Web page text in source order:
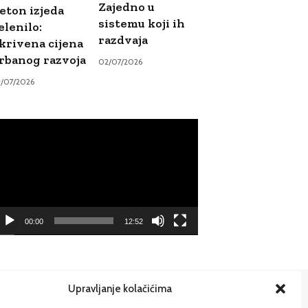
Upravljanje kolačićima
izjeda
cijena
razvoja
07/2026
Zajedno u
sistemu koji ih
razdvaja
02/07/2026
00:00 12:52